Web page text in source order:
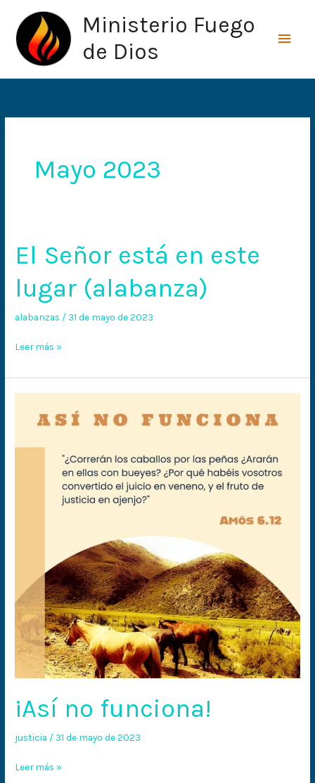
contenido
Ministerio Fuego
de Dios
Mayo 2023
El Señor está en este
lugar (alabanza)
alabanzas / 31 de mayo de 2023
El
Señor
está
en
este
(alabanza)
Leer más »
¡Así no funciona!
justicia / 31 de mayo de 2023
Leer más »